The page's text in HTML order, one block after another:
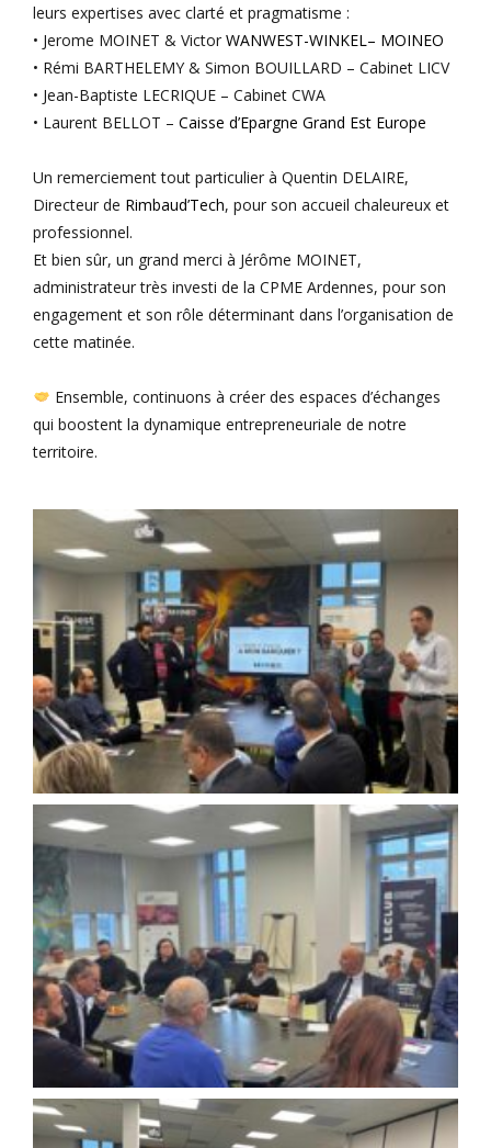
leurs expertises avec clarté et pragmatisme :
• Jerome MOINET & Victor WANWEST-WINKEL– MOINEO
• Rémi BARTHELEMY & Simon BOUILLARD – Cabinet LICV
• Jean-Baptiste LECRIQUE – Cabinet CWA
• Laurent BELLOT – Caisse d’Epargne Grand Est Europe
Un remerciement tout particulier à Quentin DELAIRE,
Directeur de Rimbaud’Tech, pour son accueil chaleureux et
professionnel.
Et bien sûr, un grand merci à Jérôme MOINET,
administrateur très investi de la CPME Ardennes, pour son
engagement et son rôle déterminant dans l’organisation de
cette matinée.
Ensemble, continuons à créer des espaces d’échanges
qui boostent la dynamique entrepreneuriale de notre
territoire.